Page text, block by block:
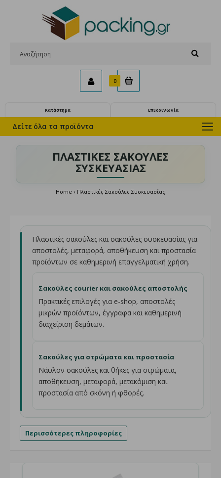
0
Κατάστημα Επικοινωνία
Δείτε όλα τα προϊόντα
ΠΛΑΣΤΙΚΈΣ ΣΑΚΟΎΛΕΣ
ΣΥΣΚΕΥΑΣΊΑΣ
Home Πλαστικές Σακούλες Συσκευασίας
Πλαστικές σακούλες και σακούλες συσκευασίας για
αποστολές, μεταφορά, αποθήκευση και προστασία
προϊόντων σε καθημερινή επαγγελματική χρήση.
Σακούλες courier και σακούλες αποστολής
Πρακτικές επιλογές για e-shop, αποστολές
μικρών προϊόντων, έγγραφα και καθημερινή
διαχείριση δεμάτων.
Σακούλες για στρώματα και προστασία
Νάυλον σακούλες και θήκες για στρώματα,
αποθήκευση, μεταφορά, μετακόμιση και
προστασία από σκόνη ή φθορές.
Περισσότερες πληροφορίες